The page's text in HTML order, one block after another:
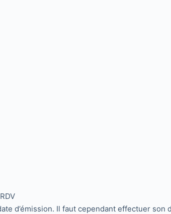
d’émission. Il faut cependant effectuer son